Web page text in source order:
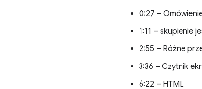
0:27 –
1:11 – skupienie
2:55 – Różne
3:36 – Czytnik
6:22 – HTML